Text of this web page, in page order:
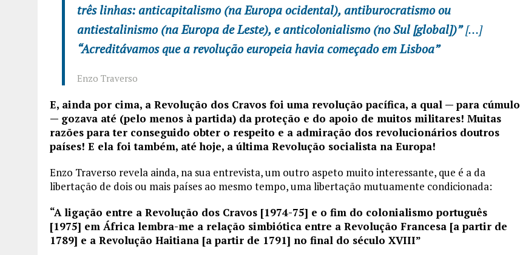
três linhas: anticapitalismo (na Europa ocidental), antiburocratismo ou
antiestalinismo (na Europa de Leste), e anticolonialismo (no Sul [global])”[…]
“Acreditávamos que a revolução europeia havia começado em Lisboa”
Enzo Traverso
E, ainda por cima, a Revolução dos Cravos foi uma revolução pacífica, a qual — para cúmulo
— gozava até (pelo menos à partida) da proteção e do apoio de muitos militares! Muitas
razões para ter conseguido obter o respeito e a admiração dos revolucionários doutros
países! E ela foi também, até hoje, a última Revolução socialista na Europa!
Enzo Traverso revela ainda, na sua entrevista, um outro aspeto muito interessante, que é a da
libertação de dois ou mais países ao mesmo tempo, uma libertação mutuamente condicionada:
“A ligação entre a Revolução dos Cravos [1974-75] e o fim do colonialismo português
[1975] em África lembra-me a relação simbiótica entre a Revolução Francesa [a partir de
1789] e a Revolução Haitiana [a partir de 1791] no final do século XVIII”